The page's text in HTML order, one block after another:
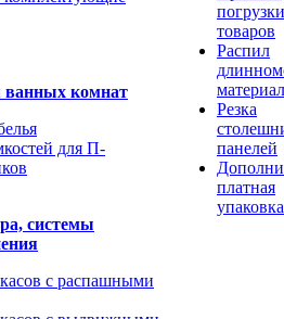
ванных комнат
для П-
системы
с распашными
погрузки
товаров
Распил
Резка
панелей
платная
упаковка